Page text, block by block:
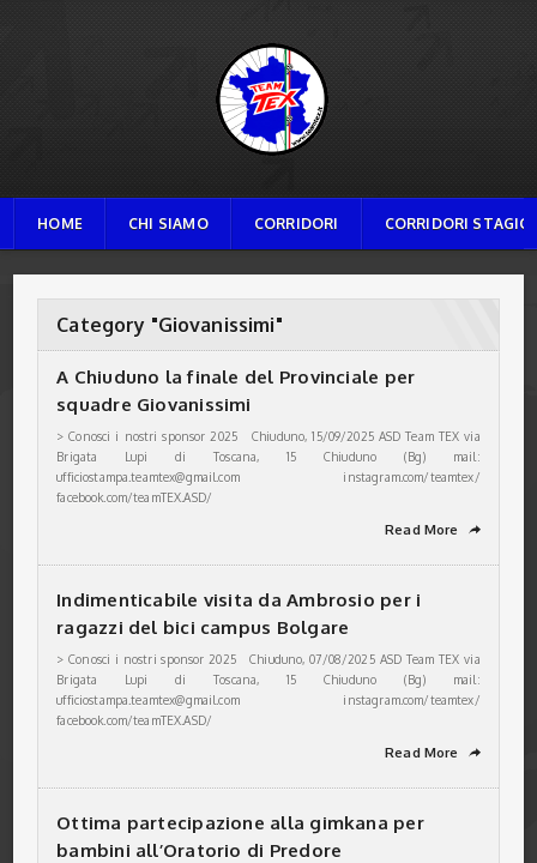
TEAM TEX
HOME CHI SIAMO CORRIDORI CORRIDORI
Category "Giovanissimi"
A Chiuduno la finale del Provinciale per
squadre Giovanissimi
> Conosci i nostri sponsor 2025 Chiuduno, 15/09/2025 ASD Team TEX via
Brigata Lupi di Toscana, 15 Chiuduno (Bg) mail:
ufficiostampa.teamtex@gmail.com instagram.com/teamtex/
facebook.com/teamTEX.ASD/
Read More ➦
Indimenticabile visita da Ambrosio per i
ragazzi del bici campus Bolgare
> Conosci i nostri sponsor 2025 Chiuduno, 07/08/2025 ASD Team TEX via
Brigata Lupi di Toscana, 15 Chiuduno (Bg) mail:
ufficiostampa.teamtex@gmail.com instagram.com/teamtex/
facebook.com/teamTEX.ASD/
Read More ➦
Ottima partecipazione alla gimkana per
bambini all’Oratorio di Predore